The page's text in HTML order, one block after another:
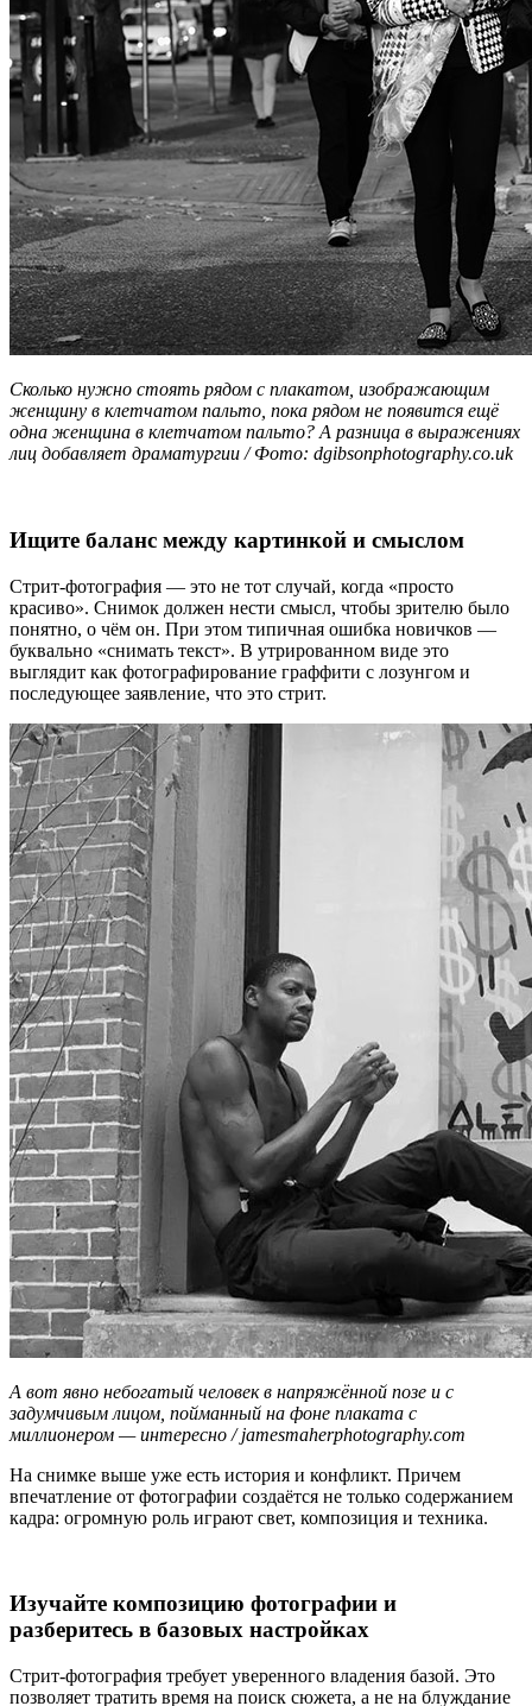
Сколько нужно стоять рядом с плакатом, изображающим
женщину в клетчатом пальто, пока рядом не появится ещё
одна женщина в клетчатом пальто? А разница в выражениях
лиц добавляет драматургии / Фото: dgibsonphotography.co.uk
Ищите баланс между картинкой и смыслом
Стрит-фотография — это не тот случай, когда «просто
красиво». Снимок должен нести смысл, чтобы зрителю было
понятно, о чём он. При этом типичная ошибка новичков —
буквально «снимать текст». В утрированном виде это
выглядит как фотографирование граффити с лозунгом и
последующее заявление, что это стрит.
А вот явно небогатый человек в напряжённой позе и с
задумчивым лицом, пойманный на фоне плаката с
миллионером — интересно / jamesmaherphotography.com
На снимке выше уже есть история и конфликт. Причем
впечатление от фотографии создаётся не только содержанием
кадра: огромную роль играют свет, композиция и техника.
Изучайте композицию фотографии и
разберитесь в базовых настройках
Стрит-фотография требует уверенного владения базой. Это
позволяет тратить время на поиск сюжета, а не на блуждание